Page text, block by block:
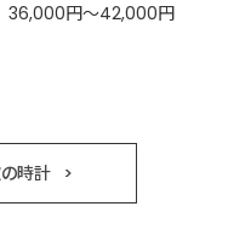
36,000円〜42,000円
時計